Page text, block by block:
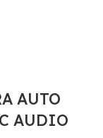
AUTO
AUDIO